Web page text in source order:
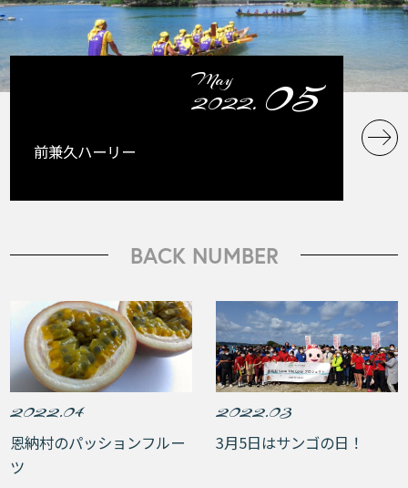
May
2022. 05
前兼久ハーリー
BACK NUMBER
2022.04
恩納村のパッションフルー
ツ
2022.03
3月5日はサンゴの日！